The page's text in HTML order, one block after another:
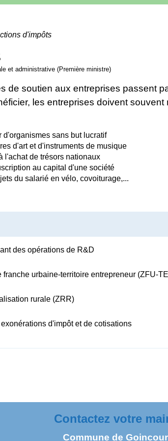
d'impôts
et administrative (Première ministre)
de soutien aux entreprises passent
les entreprises doivent
d'organismes sans but lucratif
d'art et d'instruments de musique
l'achat de trésors nationaux
au capital d'une société
du salarié en vélo, covoiturage,...
des opérations de R&D
urbaine-territoire entrepreneur (ZFU-
rurale (ZRR)
d'impôt et de cotisations
Contactez votre
Commune de